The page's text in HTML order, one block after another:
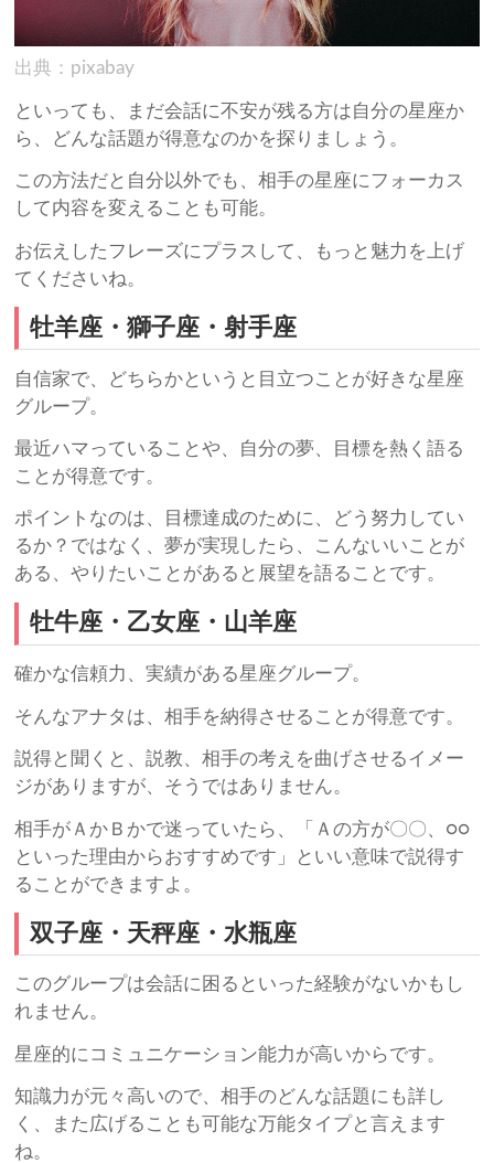
出典：pixabay
といっても、まだ会話に不安が残る方は自分の星座か
ら、どんな話題が得意なのかを探りましょう。
この方法だと自分以外でも、相手の星座にフォーカス
して内容を変えることも可能。
お伝えしたフレーズにプラスして、もっと魅力を上げ
てくださいね。
牡羊座・獅子座・射手座
自信家で、どちらかというと目立つことが好きな星座
グループ。
最近ハマっていることや、自分の夢、目標を熱く語る
ことが得意です。
ポイントなのは、目標達成のために、どう努力してい
るか？ではなく、夢が実現したら、こんないいことが
ある、やりたいことがあると展望を語ることです。
牡牛座・乙女座・山羊座
確かな信頼力、実績がある星座グループ。
そんなアナタは、相手を納得させることが得意です。
説得と聞くと、説教、相手の考えを曲げさせるイメー
ジがありますが、そうではありません。
相手がＡかＢかで迷っていたら、「Ａの方が〇〇、○○
といった理由からおすすめです」といい意味で説得す
ることができますよ。
双子座・天秤座・水瓶座
このグループは会話に困るといった経験がないかもし
れません。
星座的にコミュニケーション能力が高いからです。
知識力が元々高いので、相手のどんな話題にも詳し
く、また広げることも可能な万能タイプと言えます
ね。